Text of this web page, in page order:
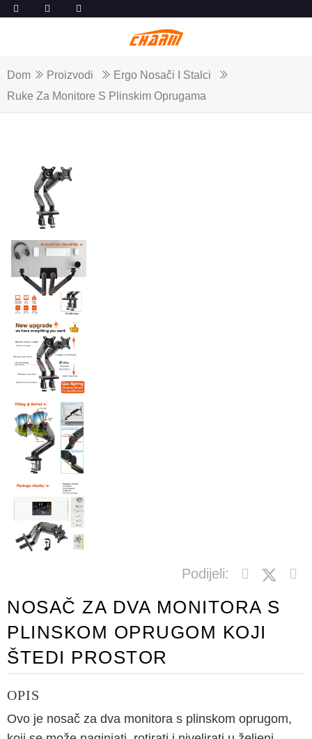
Dom Proizvodi
Ergo Nosači I Stalci
Ruke Za Monitore S Plinskim Oprugama
Podijeli:
NOSAČ ZA DVA MONITORA S
PLINSKOM OPRUGOM KOJI
ŠTEDI PROSTOR
OPIS
Ovo je nosač za dva monitora s plinskom oprugom,